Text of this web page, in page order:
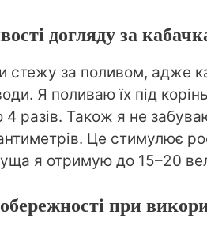
догляду за
стежу за поливом, адже
Я поливаю їх під
4 разів. Також я не
Це стимулює
я отримую до 15–20
при